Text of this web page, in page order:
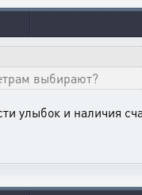
выбирают?
улыбок и наличия